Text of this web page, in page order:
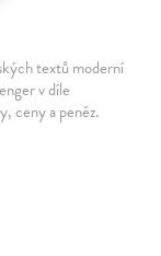
textů moderní
v díle
ceny a peněz.